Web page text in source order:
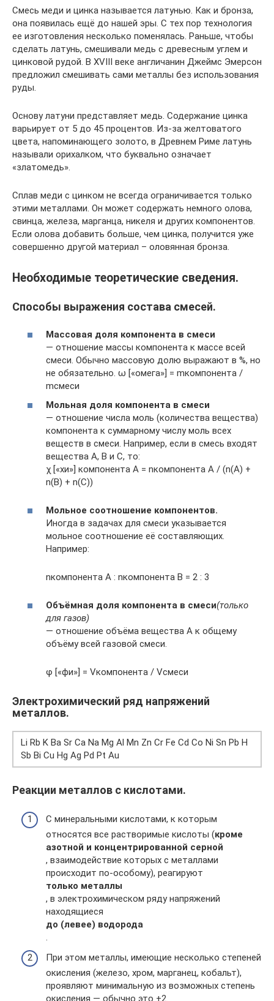
Смесь меди и цинка называется латунью. Как и бронза,
она появилась ещё до нашей эры. С тех пор технология
ее изготовления несколько поменялась. Раньше, чтобы
сделать латунь, смешивали медь с древесным углем и
цинковой рудой. В XVIII веке англичанин Джеймс Эмерсон
предложил смешивать сами металлы без использования
руды.
Основу латуни представляет медь. Содержание цинка
варьирует от 5 до 45 процентов. Из-за желтоватого
цвета, напоминающего золото, в Древнем Риме латунь
называли орихалком, что буквально означает
«златомедь».
Сплав меди с цинком не всегда ограничивается только
этими металлами. Он может содержать немного олова,
свинца, железа, марганца, никеля и других компонентов.
Если олова добавить больше, чем цинка, получится уже
совершенно другой материал – оловянная бронза.
Необходимые теоретические сведения.
Способы выражения состава смесей.
Массовая доля компонента в смеси
— отношение массы компонента к массе всей
смеси. Обычно массовую долю выражают в %, но
не обязательно. ω [«омега»] = mкомпонента /
mсмеси
Мольная доля компонента в смеси
— отношение числа моль (количества вещества)
компонента к суммарному числу моль всех
веществ в смеси. Например, если в смесь входят
вещества А, В и С, то:
χ [«хи»] компонента А = nкомпонента А / (n(A) +
n(B) + n(С))
Мольное соотношение компонентов.
Иногда в задачах для смеси указывается
мольное соотношение её составляющих.
Например:
nкомпонента А : nкомпонента В = 2 : 3
Объёмная доля компонента в смеси(только
для газов)
— отношение объёма вещества А к общему
объёму всей газовой смеси.
φ [«фи»] = Vкомпонента / Vсмеси
Электрохимический ряд напряжений
металлов.
Li Rb K Ba Sr Ca Na Mg Al Mn Zn Cr Fe Cd Co Ni Sn Pb H
Sb Bi Cu Hg Ag Pd Pt Au
Реакции металлов с кислотами.
С минеральными кислотами, к которым
относятся все растворимые кислоты (кроме
азотной и концентрированной серной
, взаимодействие которых с металлами
происходит по-особому), реагируют
только металлы
, в электрохимическом ряду напряжений
находящиеся
до (левее) водорода
.
При этом металлы, имеющие несколько степеней
окисления (железо, хром, марганец, кобальт),
проявляют минимальную из возможных степень
окисления — обычно это +2.